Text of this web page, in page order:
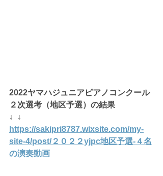
2022ヤマハジュニアピアノコンクール
２次選考（地区予選）の結果
↓  ↓
https://sakipri8787.wixsite.com/my-
site-4/post/２０２２yjpc地区予選-４名
の演奏動画